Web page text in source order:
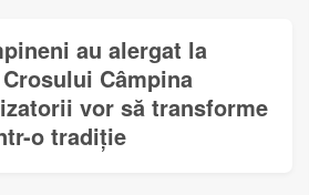
au alergat la
Câmpina
vor să transforme
o tradiție